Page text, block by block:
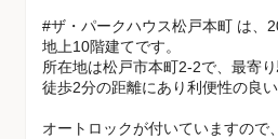
#ザ・パークハウス松戸本町 は、
地上10階建てです。
所在地は松戸市本町2-2で、最寄
徒歩2分の距離にあり利便性の良い
オートロックが付いていますので